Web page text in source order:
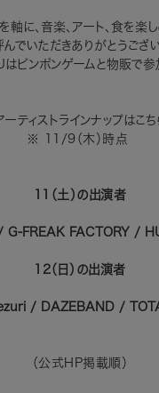
軸に、音楽、アート、食を楽し
でいただきありがとうござい
ピンポンゲームと物販で参
ティストラインナップはこ
※ 11/9（木）時点
11（土）の出演者
/ G-FREAK FACTORY /
12（日）の出演者
/ DAZEBAND /
（公式HP掲載順）